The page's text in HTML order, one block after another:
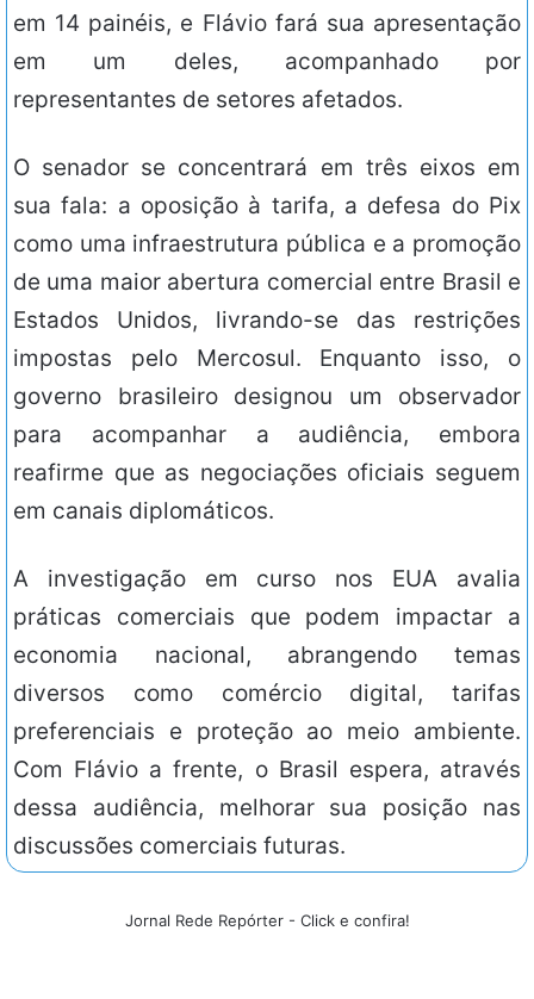
em 14 painéis, e Flávio fará sua apresentação
em um deles, acompanhado por
representantes de setores afetados.
O senador se concentrará em três eixos em
sua fala: a oposição à tarifa, a defesa do Pix
como uma infraestrutura pública e a promoção
de uma maior abertura comercial entre Brasil e
Estados Unidos, livrando-se das restrições
impostas pelo Mercosul. Enquanto isso, o
governo brasileiro designou um observador
para acompanhar a audiência, embora
reafirme que as negociações oficiais seguem
em canais diplomáticos.
A investigação em curso nos EUA avalia
práticas comerciais que podem impactar a
economia nacional, abrangendo temas
diversos como comércio digital, tarifas
preferenciais e proteção ao meio ambiente.
Com Flávio a frente, o Brasil espera, através
dessa audiência, melhorar sua posição nas
discussões comerciais futuras.
Jornal Rede Repórter - Click e confira!